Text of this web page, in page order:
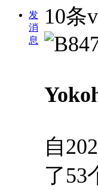
发
消
息
10条
自
了53